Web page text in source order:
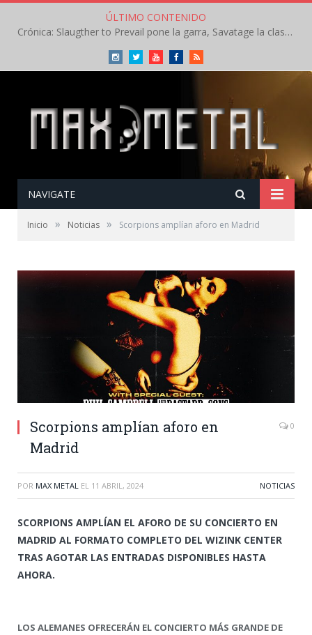
ÚLTIMO CONTENIDO
Crónica: Slaugther to Prevail pone la garra, Savatage la clase en la apertura del Leyendas del Rock – Miércoles – Agosto 2026
InstagramTwitterYoutubeFacebookRSS
NAVIGATE
Inicio » Noticias » Scorpions amplían aforo en Madrid
Scorpions amplían aforo en
Madrid
0
POR MAX METAL EL 11 ABRIL, 2024 NOTICIAS
SCORPIONS AMPLÍAN EL AFORO DE SU CONCIERTO EN
MADRID AL FORMATO COMPLETO DEL WIZINK CENTER
TRAS AGOTAR LAS ENTRADAS DISPONIBLES HASTA
AHORA.
LOS ALEMANES OFRECERÁN EL CONCIERTO MÁS GRANDE DE